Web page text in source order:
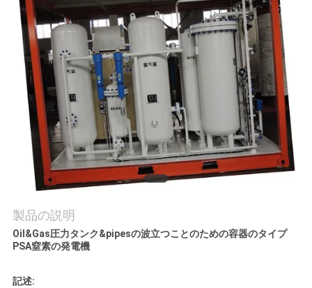
質
合
わ
製品の説明
Oil&Gas圧力タンク&pipesの波立つことのための容器のタイプ
PSA窒素の発電機
記述: